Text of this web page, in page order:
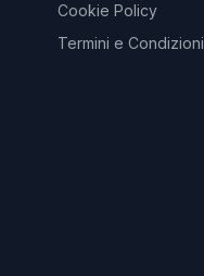
Cookie Policy
Termini e Condizioni